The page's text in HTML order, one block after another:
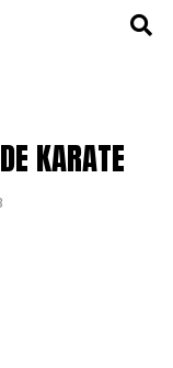
KARATE